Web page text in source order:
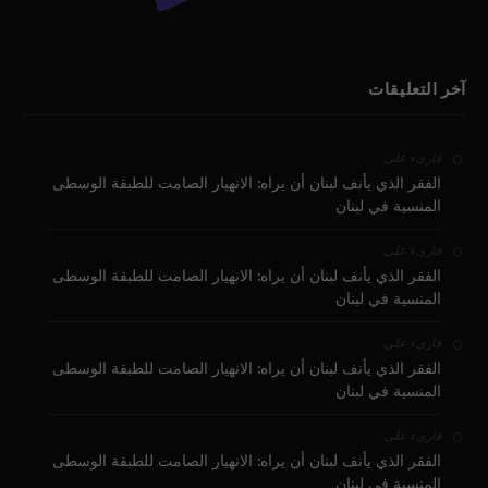
آخر التعليقات
قارىء على
الفقر الذي يأنف لبنان أن يراه: الانهيار الصامت للطبقة الوسطى
المنسية في لبنان
قارىء على
الفقر الذي يأنف لبنان أن يراه: الانهيار الصامت للطبقة الوسطى
المنسية في لبنان
قارىء على
الفقر الذي يأنف لبنان أن يراه: الانهيار الصامت للطبقة الوسطى
المنسية في لبنان
قارىء على
الفقر الذي يأنف لبنان أن يراه: الانهيار الصامت للطبقة الوسطى
المنسية في لبنان